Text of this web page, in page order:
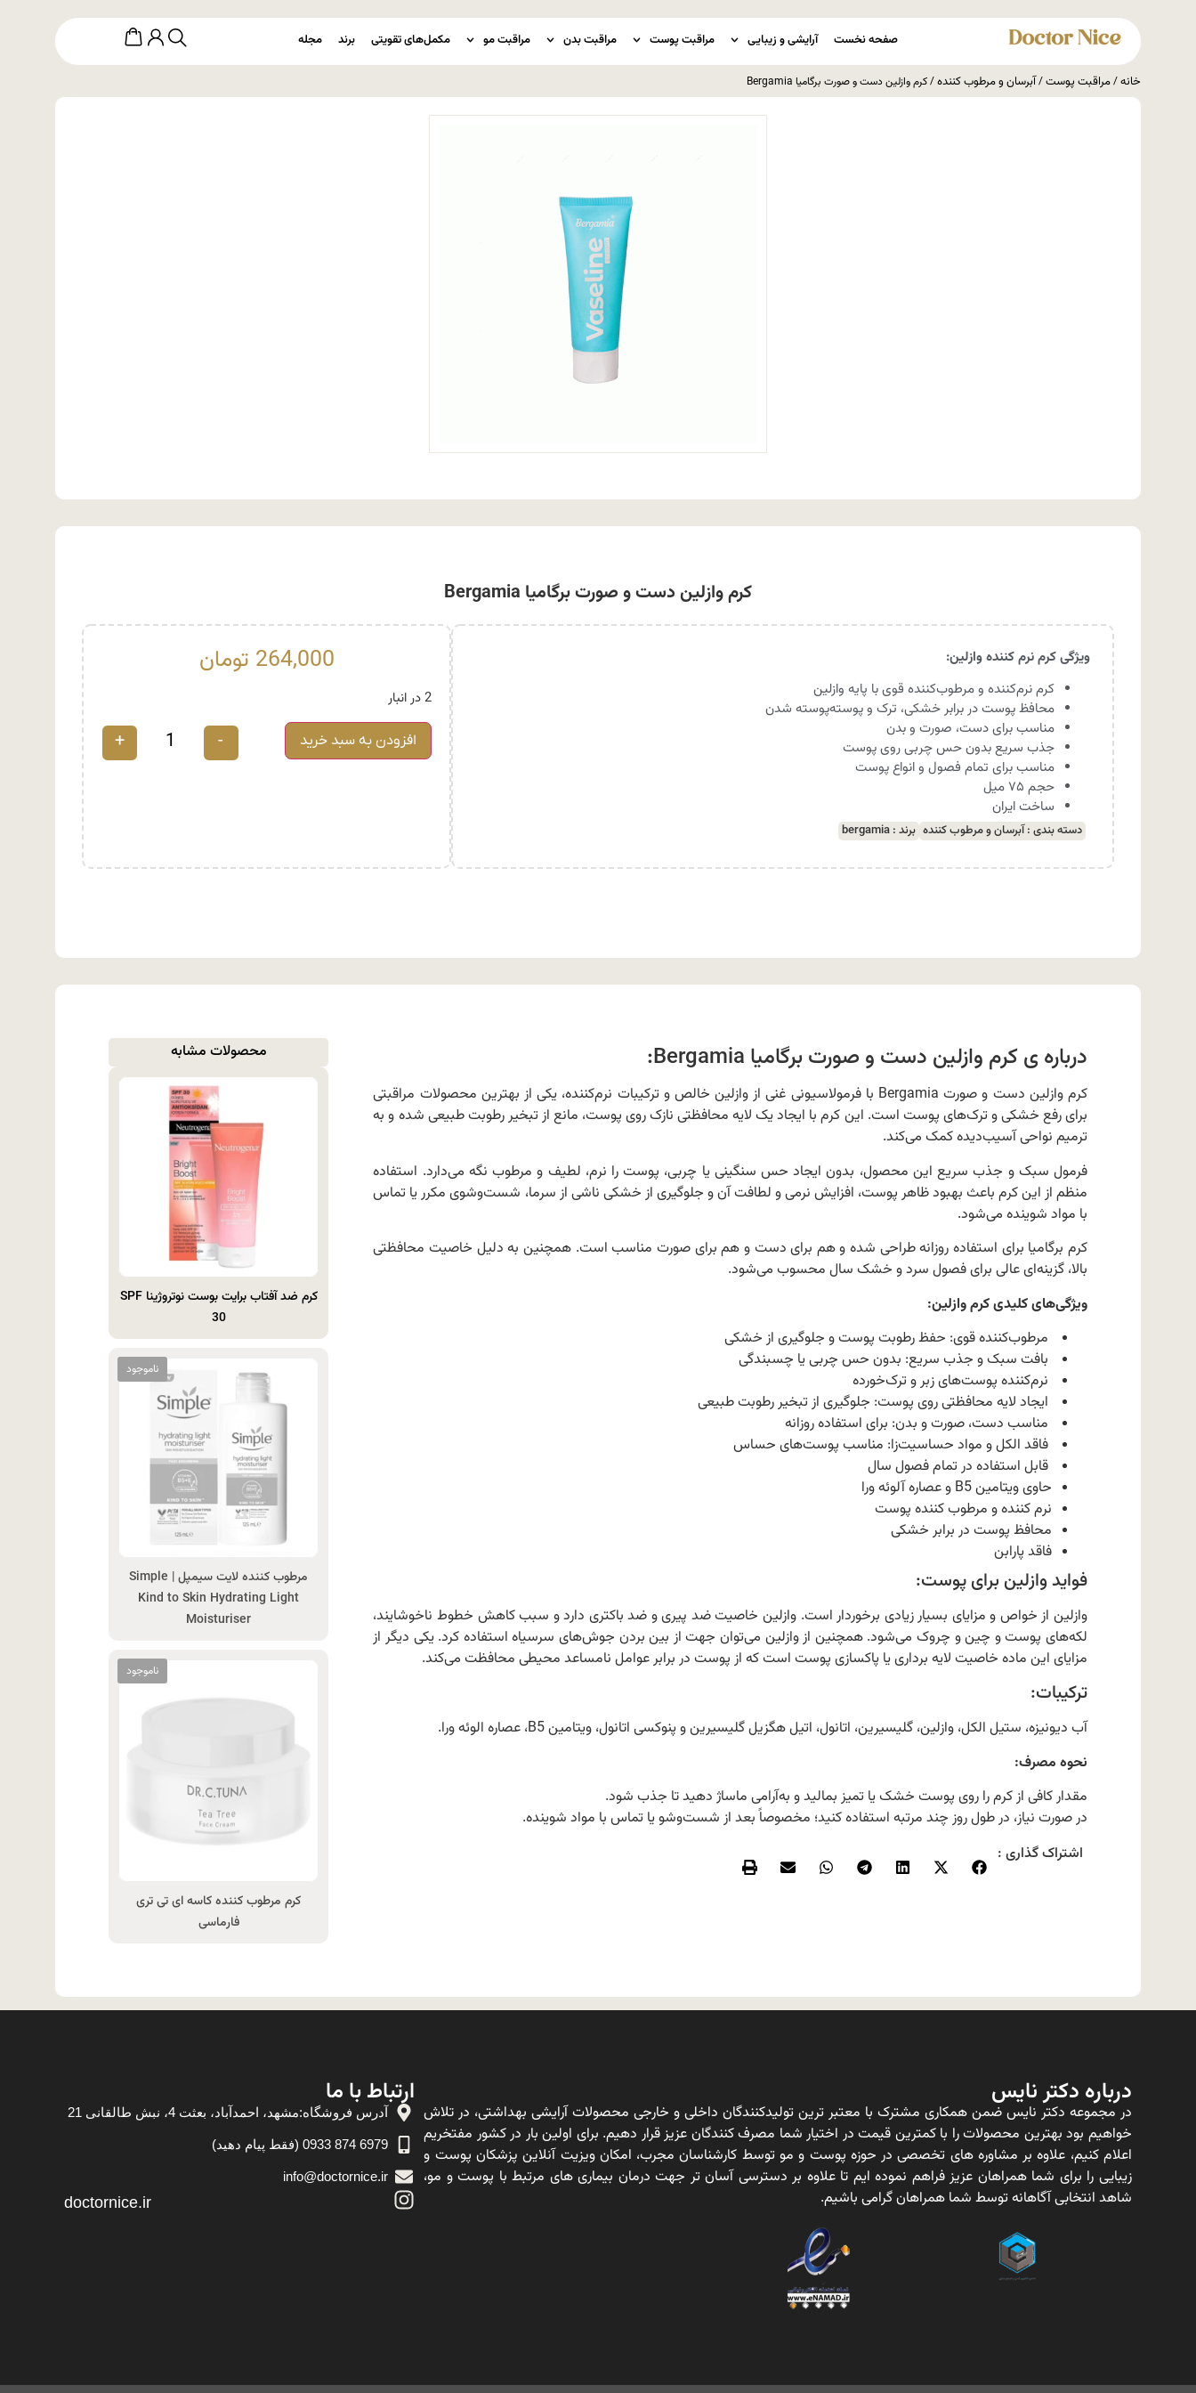
صفحه نخست آرایشی و زیبایی مراقبت پوست مراقبت بدن مراقبت مو مکمل‌های تقویتی برند مجله
خانه/مراقبت پوست/آبرسان و مرطوب کننده/ کرم وازلین دست و صورت برگامیا Bergamia
کرم وازلین دست و صورت برگامیا Bergamia
ویژگی کرم نرم کننده وازلین:
کرم نرم‌کننده و مرطوب‌کننده قوی با پایه وازلین
محافظ پوست در برابر خشکی، ترک و پوسته‌پوسته شدن
مناسب برای دست، صورت و بدن
جذب سریع بدون حس چربی روی پوست
مناسب برای تمام فصول و انواع پوست
حجم ۷۵ میل
ساخت ایران
دسته بندی :آبرسان و مرطوب کننده برند : bergamia
264,000 تومان
2 در انبار
-
+ افزودن به سبد خرید
درباره ی کرم وازلین دست و صورت برگامیا Bergamia:
کرم وازلین دست و صورت Bergamia با فرمولاسیونی غنی از وازلین خالص و ترکیبات نرم‌کننده، یکی از بهترین محصولات مراقبتی
برای رفع خشکی و ترک‌های پوست است. این کرم با ایجاد یک لایه محافظتی نازک روی پوست، مانع از تبخیر رطوبت طبیعی شده و به
ترمیم نواحی آسیب‌دیده کمک می‌کند.
فرمول سبک و جذب سریع این محصول، بدون ایجاد حس سنگینی یا چربی، پوست را نرم، لطیف و مرطوب نگه می‌دارد. استفاده
منظم از این کرم باعث بهبود ظاهر پوست، افزایش نرمی و لطافت آن و جلوگیری از خشکی ناشی از سرما، شست‌وشوی مکرر یا تماس
با مواد شوینده می‌شود.
کرم برگامیا برای استفاده روزانه طراحی شده و هم برای دست و هم برای صورت مناسب است. همچنین به دلیل خاصیت محافظتی
بالا، گزینه‌ای عالی برای فصول سرد و خشک سال محسوب می‌شود.
ویژگی‌های کلیدی کرم وازلین:
مرطوب‌کننده قوی: حفظ رطوبت پوست و جلوگیری از خشکی
بافت سبک و جذب سریع: بدون حس چربی یا چسبندگی
نرم‌کننده پوست‌های زبر و ترک‌خورده
ایجاد لایه محافظتی روی پوست: جلوگیری از تبخیر رطوبت طبیعی
مناسب دست، صورت و بدن: برای استفاده روزانه
فاقد الکل و مواد حساسیت‌زا: مناسب پوست‌های حساس
قابل استفاده در تمام فصول سال
حاوی ویتامین B5 و عصاره آلوئه ورا
نرم کننده و مرطوب کننده پوست
محافظ پوست در برابر خشکی
فاقد پارابن
فواید وازلین برای پوست:
وازلین از خواص و مزایای بسیار زیادی برخوردار است. وازلین خاصیت ضد پیری و ضد باکتری دارد و سبب کاهش خطوط ناخوشایند،
لکه‌های پوست و چین و چروک می‌شود. همچنین از وازلین می‌توان جهت از بین بردن جوش‌های سرسیاه استفاده کرد. یکی دیگر از
مزایای این ماده خاصیت لایه برداری یا پاکسازی پوست است که از پوست در برابر عوامل نامساعد محیطی محافظت می‌کند.
ترکیبات:
آب دیونیزه، ستیل الکل، وازلین، گلیسیرین، اتانول، اتیل هگزیل گلیسیرین و پنوکسی اتانول، ویتامین B5، عصاره الوئه ورا.
نحوه مصرف:
مقدار کافی از کرم را روی پوست خشک یا تمیز بمالید و به‌آرامی ماساژ دهید تا جذب شود.
در صورت نیاز، در طول روز چند مرتبه استفاده کنید؛ مخصوصاً بعد از شست‌وشو یا تماس با مواد شوینده.
اشتراک گذاری :
محصولات مشابه
کرم ضد آفتاب برایت بوست نوتروژینا SPF
30
مرطوب‌ کننده لایت سیمپل | Simple
Kind to Skin Hydrating Light
Moisturiser
کرم مرطوب کننده کاسه ای تی تری
فارماسی
درباره دکتر نایس
در مجموعه دکتر نایس ضمن همکاری مشترک با معتبر ترین تولیدکنندگان داخلی و خارجی محصولات آرایشی بهداشتی، در تلاش
خواهیم بود بهترین محصولات را با کمترین قیمت در اختیار شما مصرف کنندگان عزیز قرار دهیم. برای اولین بار در کشور مفتخریم
اعلام کنیم، علاوه بر مشاوره های تخصصی در حوزه پوست و مو توسط کارشناسان مجرب، امکان ویزیت آنلاین پزشکان پوست و
زیبایی را برای شما همراهان عزیز فراهم نموده ایم تا علاوه بر دسترسی آسان تر جهت درمان بیماری های مرتبط با پوست و مو،
شاهد انتخابی آگاهانه توسط شما همراهان گرامی باشیم.
ارتباط با ما
آدرس فروشگاه:مشهد، احمدآباد، بعثت 4، نبش طالقانی 21
6979 874 0933 (فقط پیام دهید)
info@doctornice.ir
doctornice.ir